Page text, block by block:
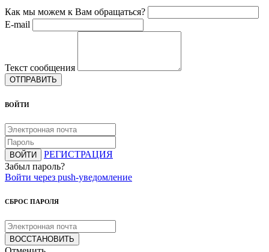
Как мы можем к Вам обращаться?
E-mail
Текст сообщения
ОТПРАВИТЬ
ВОЙТИ
ВОЙТИ
РЕГИСТРАЦИЯ
Забыл пароль?
Войти через push-уведомление
СБРОС ПАРОЛЯ
ВОССТАНОВИТЬ